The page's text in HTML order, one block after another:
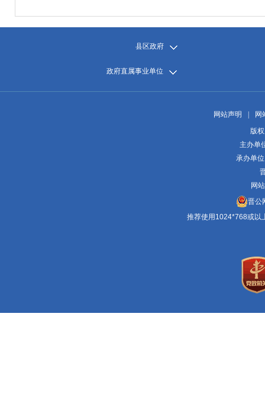
县区政府
政府直属事业单位
网站声明
网
版
主办单
承办单
网
晋公
推荐使用1024*768或以